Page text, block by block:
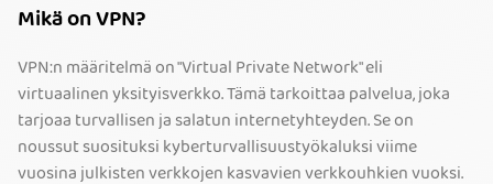
Mikä on VPN?
VPN:n määritelmä on "Virtual Private Network" eli
virtuaalinen yksityisverkko. Tämä tarkoittaa palvelua, joka
tarjoaa turvallisen ja salatun internetyhteyden. Se on
noussut suosituksi kyberturvallisuustyökaluksi viime
vuosina julkisten verkkojen kasvavien verkkouhkien vuoksi.